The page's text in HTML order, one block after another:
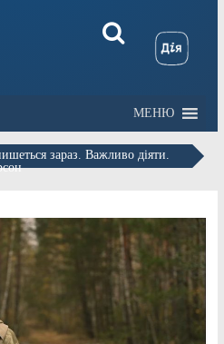
МЕНЮ
зараз. Важливо діяти.